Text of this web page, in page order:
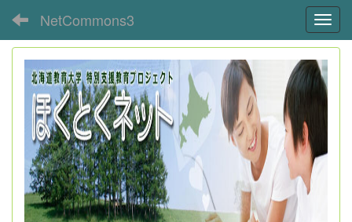
NetCommons3